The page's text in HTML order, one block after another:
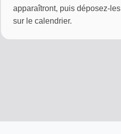
apparaîtront, puis déposez-les
sur le calendrier.